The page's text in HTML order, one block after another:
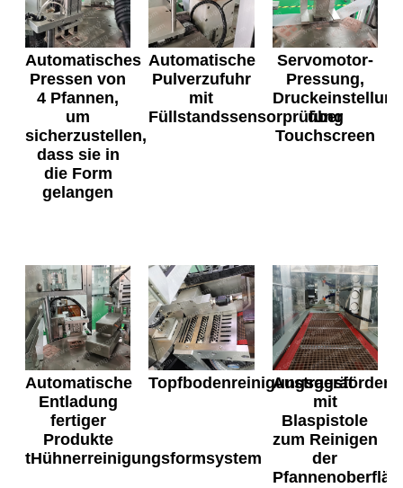
Automatisches
Pressen von
4 Pfannen,
um
sicherzustellen,
dass sie in
die Form
gelangen
Automatische
Pulverzufuhr
mit
Füllstandssensorprüfung
Servomotor-
Pressung,
Druckeinstellung
über
Touchscreen
Automatische
Entladung
fertiger
Produkte
tHühnerreinigungsformsystem
Topfbodenreinigungsgerät
mit
Blaspistole
zum Reinigen
der